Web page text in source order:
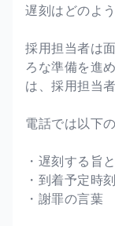
遅刻はどのよ
採用担当者は
ろな準備を進
は、採用担当
電話では以下
・遅刻する旨
・到着予定時刻
・謝罪の言葉